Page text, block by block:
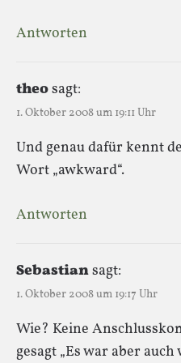
Antworten
theosagt:
1. Oktober 2008 um 19:11 Uhr
Und genau dafür kennt
Wort „awkward“.
Antworten
Sebastiansagt:
1. Oktober 2008 um 19:17 Uhr
Wie? Keine
gesagt „Es war aber